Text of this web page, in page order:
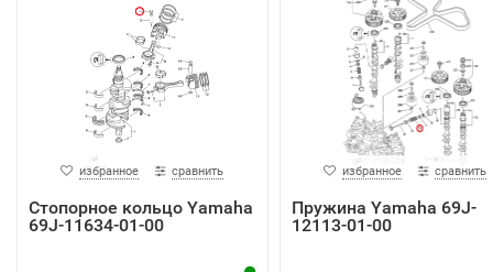
избранное сравнить
Стопорное кольцо Yamaha
69J-11634-01-00
избранное сравнить
Пружина Yamaha 69J-
12113-01-00